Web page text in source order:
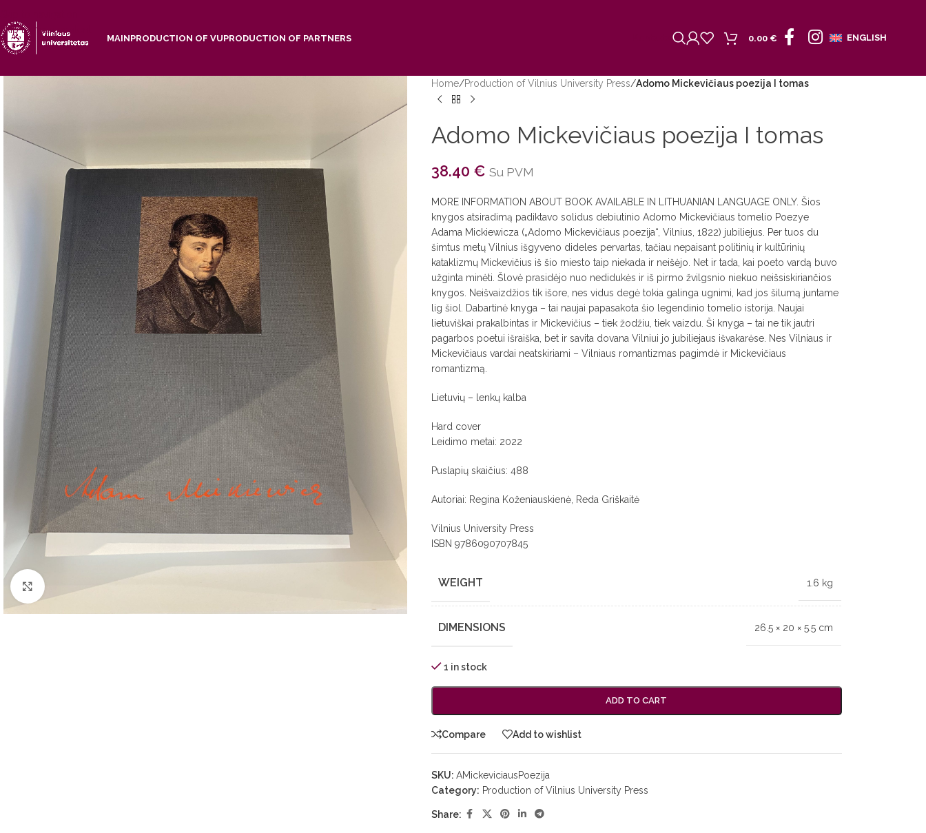
Skip to main content
MAINPRODUCTION OF VUPRODUCTION OF PARTNERS 0.00 € ENGLISH
Click to enlarge
Home/Production of Vilnius University Press/Adomo Mickevičiaus poezija I tomas
Adomo Mickevičiaus poezija I tomas
38.40 € Su PVM
MORE INFORMATION ABOUT BOOK AVAILABLE IN LITHUANIAN LANGUAGE ONLY. Šios
knygos atsiradimą padiktavo solidus debiutinio Adomo Mickevičiaus tomelio Poezye
Adama Mickiewicza („Adomo Mickevičiaus poezija“, Vilnius, 1822) jubiliejus. Per tuos du
šimtus metų Vilnius išgyveno dideles pervartas, tačiau nepaisant politinių ir kultūrinių
kataklizmų Mickevičius iš šio miesto taip niekada ir neišėjo. Net ir tada, kai poeto vardą buvo
užginta minėti. Šlovė prasidėjo nuo nedidukės ir iš pirmo žvilgsnio niekuo neišsiskiriančios
knygos. Neišvaizdžios tik išore, nes vidus degė tokia galinga ugnimi, kad jos šilumą juntame
lig šiol. Dabartinė knyga – tai naujai papasakota šio legendinio tomelio istorija. Naujai
lietuviškai prakalbintas ir Mickevičius – tiek žodžiu, tiek vaizdu. Ši knyga – tai ne tik jautri
pagarbos poetui išraiška, bet ir savita dovana Vilniui jo jubiliejaus išvakarėse. Nes Vilniaus ir
Mickevičiaus vardai neatskiriami – Vilniaus romantizmas pagimdė ir Mickevičiaus
romantizmą.
Lietuvių – lenkų kalba
Hard cover
Leidimo metai: 2022
Puslapių skaičius: 488
Autoriai: Regina Koženiauskienė, Reda Griškaitė
Vilnius University Press
ISBN 9786090707845
WEIGHT 1.6 kg
DIMENSIONS 26.5 × 20 × 5.5 cm
1 in stock
ADD TO CART
Compare Add to wishlist
SKU: AMickeviciausPoezija
Category: Production of Vilnius University Press
Share: